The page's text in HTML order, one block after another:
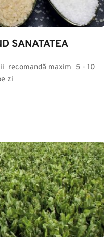
SANATATEA
recomandă maxim  5 - 10
zi